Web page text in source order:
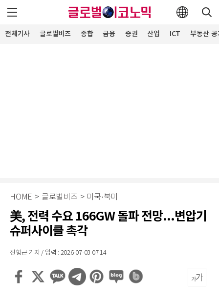
전체기사 글로벌비즈 종합 금융 증권 산업 ICT 부동산·
HOME > 글로벌비즈 > 미국·북미
美, 전력 수요 166GW 돌파 전망...변압기
슈퍼사이클 촉각
진형근 기자 / 입력 : 2026-07-03 07:14